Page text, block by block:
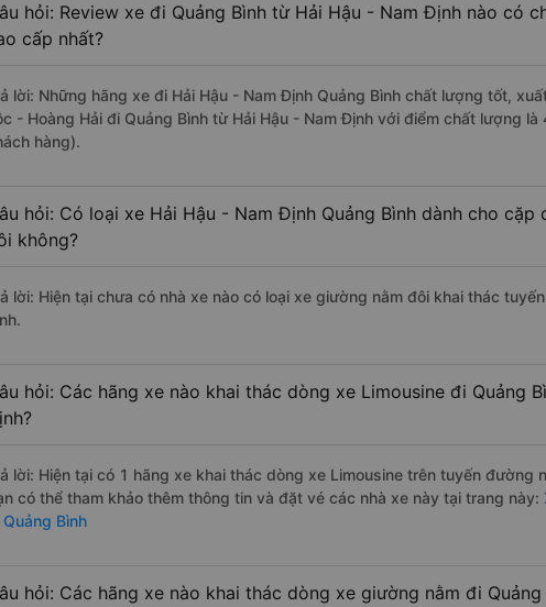
hỏi: Review xe đi Quảng Bình từ Hải Hậu - Nam Định nào có
cấp nhất?
lời: Những hãng xe đi Hải Hậu - Nam Định Quảng Bình chất lượng tốt,
- Hoàng Hải đi Quảng Bình từ Hải Hậu - Nam Định với điểm chất lượng
hàng).
hỏi: Có loại xe Hải Hậu - Nam Định Quảng Bình dành cho cặp
không?
lời: Hiện tại chưa có nhà xe nào có loại xe giường nằm đôi khai thác
hỏi: Các hãng xe nào khai thác dòng xe Limousine đi Quảng
lời: Hiện tại có 1 hãng xe khai thác dòng xe Limousine trên tuyến đường
có thể tham khảo thêm thông tin và đặt vé các nhà xe này tại trang này:
Bình
hỏi: Các hãng xe nào khai thác dòng xe giường nằm đi